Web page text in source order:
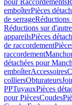
pour Raccordements
emboîterPièces
de serrageRéductions
Réductions sur
appareilsPièces
de raccordement
raccordement
détachées pour
emboîterAccessoires
colliersObturateurs
PPTuyauxPièces
pour PiècesCoudes